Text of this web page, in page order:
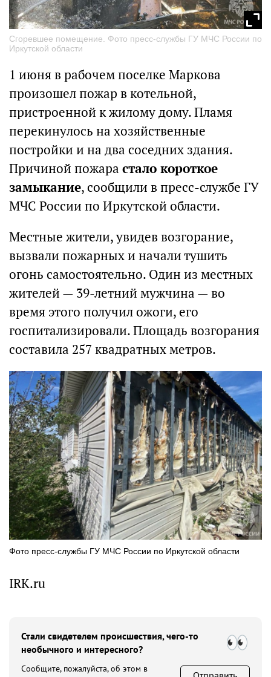
Сгоревшее помещение. Фото пресс-службы ГУ МЧС России по
Иркутской области
1 июня в рабочем поселке Маркова
произошел пожар в котельной,
пристроенной к жилому дому. Пламя
перекинулось на хозяйственные
постройки и на два соседних здания.
Причиной пожара стало короткое
замыкание, сообщили в пресс-службе ГУ
МЧС России по Иркутской области.
Местные жители, увидев возгорание,
вызвали пожарных и начали тушить
огонь самостоятельно. Один из местных
жителей — 39-летний мужчина — во
время этого получил ожоги, его
госпитализировали. Площадь возгорания
составила 257 квадратных метров.
Фото пресс-службы ГУ МЧС России по Иркутской области
IRK.ru
Стали свидетелем происшествия, чего-то
необычного и интересного?
Сообщите, пожалуйста, об этом в